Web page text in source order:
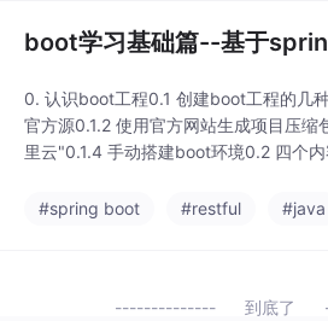
boot学习基础篇--基于
0. 认识boot工程0.1 创建boot工程的几
官方源0.1.2 使用官方网站生成项目压缩
里云"0.1.4 手动搭建boot环境0.2 四个
l3. dao层4. dao测试类5.
#spring boot #restful #java
到底了